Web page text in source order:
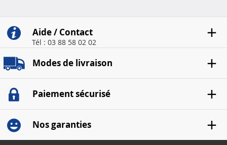
Aide / Contact
Tél : 03 88 58 02 02
Modes de livraison
Paiement sécurisé
Nos garanties